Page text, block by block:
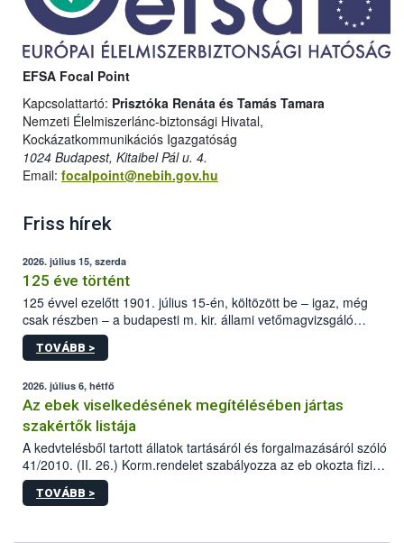
EFSA Focal Point
Kapcsolattartó: Prisztóka Renáta és Tamás Tamara
Nemzeti Élelmiszerlánc-biztonsági Hivatal,
Kockázatkommunikációs Igazgatóság
1024 Budapest, Kitaibel Pál u. 4.
Email: focalpoint@nebih.gov.hu
Friss hírek
2026. július 15, szerda
125 éve történt
125 évvel ezelőtt 1901. július 15-én, költözött be – igaz, még
csak részben – a budapesti m. kir. állami vetőmagvizsgáló
állomás a Kis Rókus utca 15. szám alatti, Czigler Győző által
tervezett új épületébe.
TOVÁBB >
2026. július 6, hétfő
Az ebek viselkedésének megítélésében jártas
szakértők listája
A kedvtelésből tartott állatok tartásáról és forgalmazásáról szóló
41/2010. (II. 26.) Korm.rendelet szabályozza az eb okozta fizikai
sérülés, illetve ennek veszélye keletkezésekor felmerülő
hatósági feladatokat, valamint a veszélyes eb tartását és annak
TOVÁBB >